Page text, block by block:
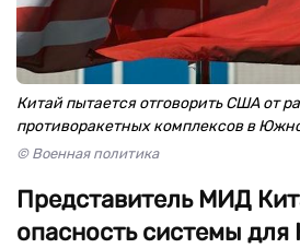
Китай пытается отговорить США от
противоракетных комплексов в
© Военная политика
Представитель МИД
опасность системы для